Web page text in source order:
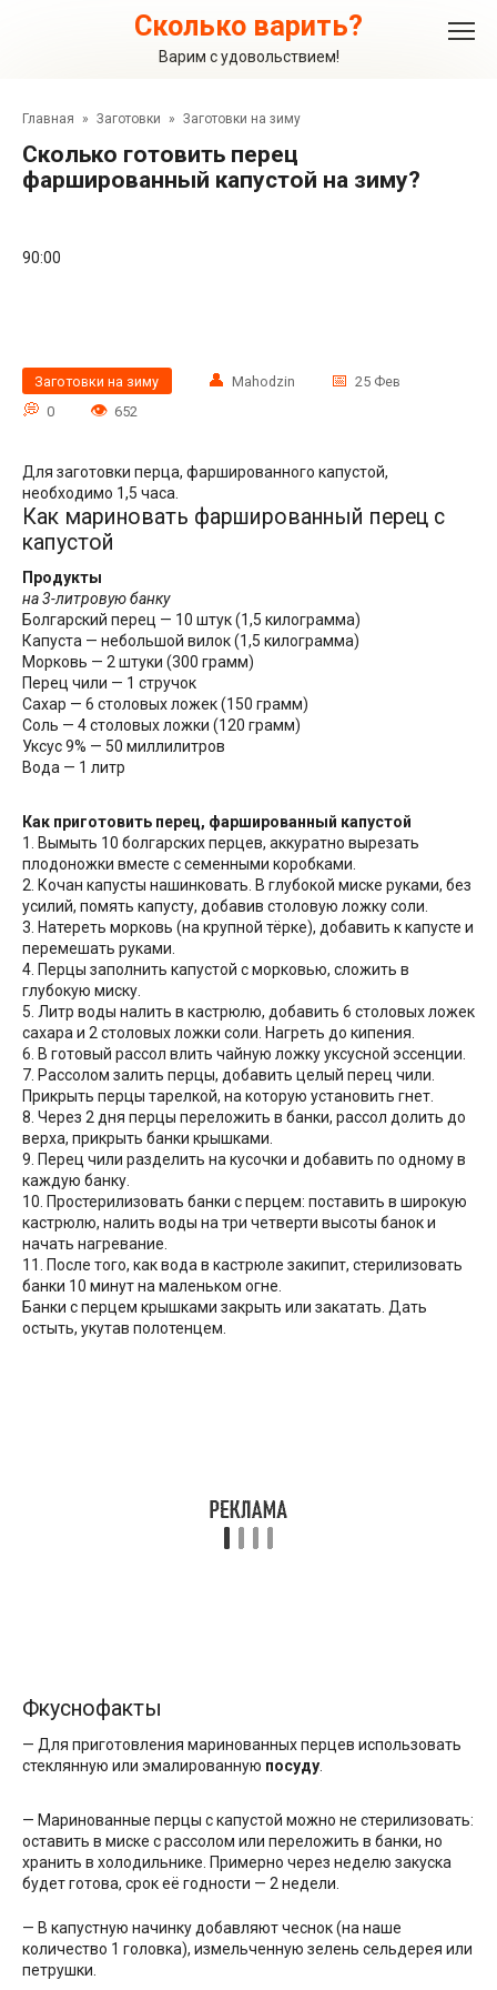
Сколько варить?
Варим с удовольствием!
Главная » Заготовки » Заготовки на зиму
Сколько готовить перец
фаршированный капустой на зиму?
90:00
Заготовки на зиму Mahodzin
25 Фев
0
652
Для заготовки перца, фаршированного капустой,
необходимо 1,5 часа.
Как мариновать фаршированный перец с
капустой
Продукты
на 3-литровую банку
Болгарский перец — 10 штук (1,5 килограмма)
Капуста — небольшой вилок (1,5 килограмма)
Морковь — 2 штуки (300 грамм)
Перец чили — 1 стручок
Сахар — 6 столовых ложек (150 грамм)
Соль — 4 столовых ложки (120 грамм)
Уксус 9% — 50 миллилитров
Вода — 1 литр
Как приготовить перец, фаршированный капустой
1. Вымыть 10 болгарских перцев, аккуратно вырезать
плодоножки вместе с семенными коробками.
2. Кочан капусты нашинковать. В глубокой миске руками, без
усилий, помять капусту, добавив столовую ложку соли.
3. Натереть морковь (на крупной тёрке), добавить к капусте и
перемешать руками.
4. Перцы заполнить капустой с морковью, сложить в
глубокую миску.
5. Литр воды налить в кастрюлю, добавить 6 столовых ложек
сахара и 2 столовых ложки соли. Нагреть до кипения.
6. В готовый рассол влить чайную ложку уксусной эссенции.
7. Рассолом залить перцы, добавить целый перец чили.
Прикрыть перцы тарелкой, на которую установить гнет.
8. Через 2 дня перцы переложить в банки, рассол долить до
верха, прикрыть банки крышками.
9. Перец чили разделить на кусочки и добавить по одному в
каждую банку.
10. Простерилизовать банки с перцем: поставить в широкую
кастрюлю, налить воды на три четверти высоты банок и
начать нагревание.
11. После того, как вода в кастрюле закипит, стерилизовать
банки 10 минут на маленьком огне.
Банки с перцем крышками закрыть или закатать. Дать
остыть, укутав полотенцем.
Фкуснофакты
— Для приготовления маринованных перцев использовать
стеклянную или эмалированную посуду
— Маринованные перцы с капустой можно не стерилизовать:
оставить в миске с рассолом или переложить в банки, но
хранить в холодильнике. Примерно через неделю закуска
будет готова, срок её годности — 2 недели.
— В капустную начинку добавляют чеснок (на наше
количество 1 головка), измельченную зелень сельдерея или
петрушки.